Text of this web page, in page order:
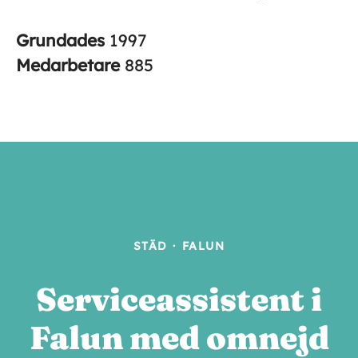
Grundades 1997
Medarbetare 885
STÄD · FALUN
Serviceassistent i
Falun med omnejd